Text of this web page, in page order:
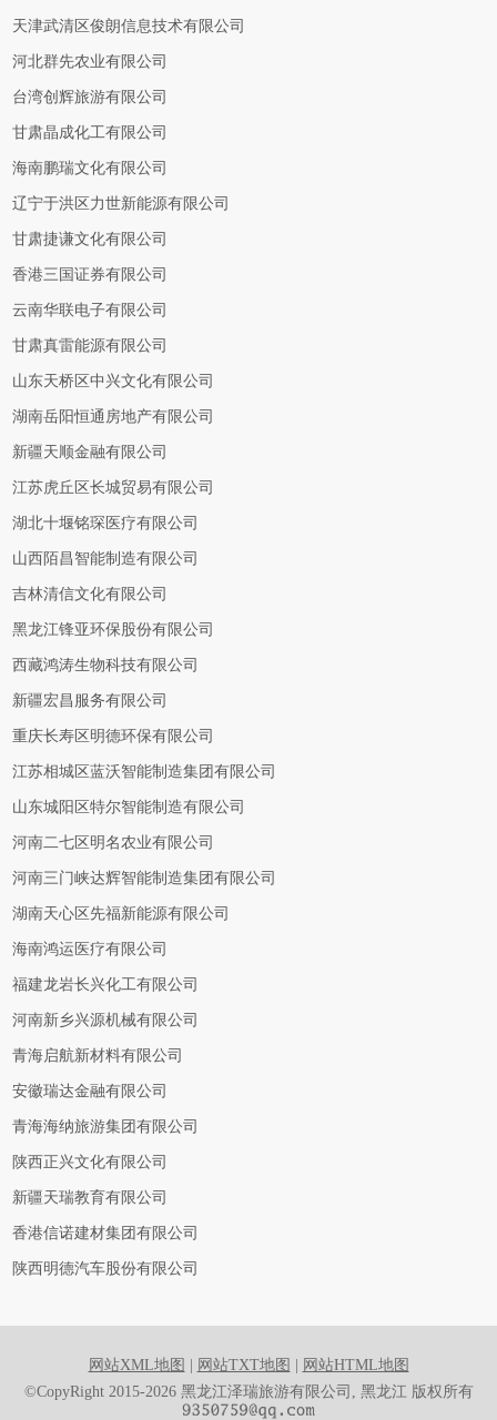
天津武清区俊朗信息技术有限公司
河北群先农业有限公司
台湾创辉旅游有限公司
甘肃晶成化工有限公司
海南鹏瑞文化有限公司
辽宁于洪区力世新能源有限公司
甘肃捷谦文化有限公司
香港三国证券有限公司
云南华联电子有限公司
甘肃真雷能源有限公司
山东天桥区中兴文化有限公司
湖南岳阳恒通房地产有限公司
新疆天顺金融有限公司
江苏虎丘区长城贸易有限公司
湖北十堰铭琛医疗有限公司
山西陌昌智能制造有限公司
吉林清信文化有限公司
黑龙江锋亚环保股份有限公司
西藏鸿涛生物科技有限公司
新疆宏昌服务有限公司
重庆长寿区明德环保有限公司
江苏相城区蓝沃智能制造集团有限公司
山东城阳区特尔智能制造有限公司
河南二七区明名农业有限公司
河南三门峡达辉智能制造集团有限公司
湖南天心区先福新能源有限公司
海南鸿运医疗有限公司
福建龙岩长兴化工有限公司
河南新乡兴源机械有限公司
青海启航新材料有限公司
安徽瑞达金融有限公司
青海海纳旅游集团有限公司
陕西正兴文化有限公司
新疆天瑞教育有限公司
香港信诺建材集团有限公司
陕西明德汽车股份有限公司
网站XML地图 网站TXT地图
网站HTML地图
©CopyRight 2015-2026 黑龙江泽瑞旅游有限公司, 黑龙江 版权所有